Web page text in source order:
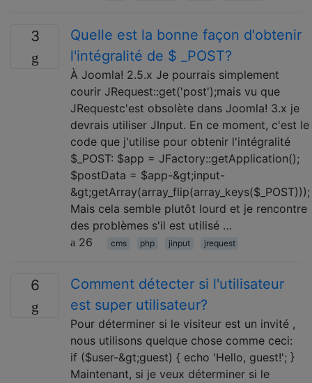
3
Quelle est la bonne façon d'obtenir
l'intégralité de $ _POST?
À Joomla! 2.5.x Je pourrais simplement
courir JRequest::get('post');mais vu que
JRequestc'est obsolète dans Joomla! 3.x je
devrais utiliser JInput. En ce moment, c'est le
code que j'utilise pour obtenir l'intégralité
$_POST: $app = JFactory::getApplication();
$postData = $app-&gt;input-
&gt;getArray(array_flip(array_keys($_POST)));
Mais cela semble plutôt lourd et je rencontre
des problèmes s'il est utilisé …
26
cms php jinput jrequest
6
Comment détecter si l'utilisateur
est super utilisateur?
Pour déterminer si le visiteur est un invité ,
nous utilisons quelque chose comme ceci:
if ($user-&gt;guest) { echo 'Hello, guest!'; }
Maintenant, si je veux déterminer si le